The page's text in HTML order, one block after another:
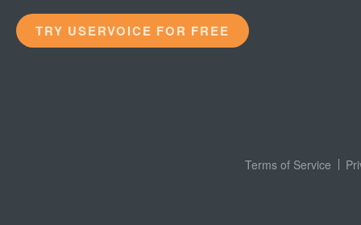
TRY USERVOICE FOR FREE
Terms of Service